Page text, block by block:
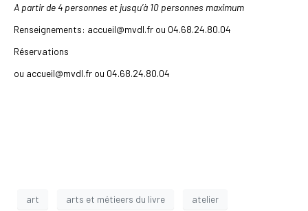
A partir de 4 personnes et jusqu’à 10 personnes maximum
Renseignements: accueil@mvdl.fr ou 04.68.24.80.04
Réservations
ou accueil@mvdl.fr ou 04.68.24.80.04
art arts et métieers du livre atelier